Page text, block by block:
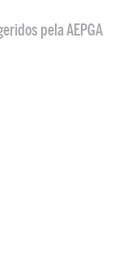
pela AEPGA